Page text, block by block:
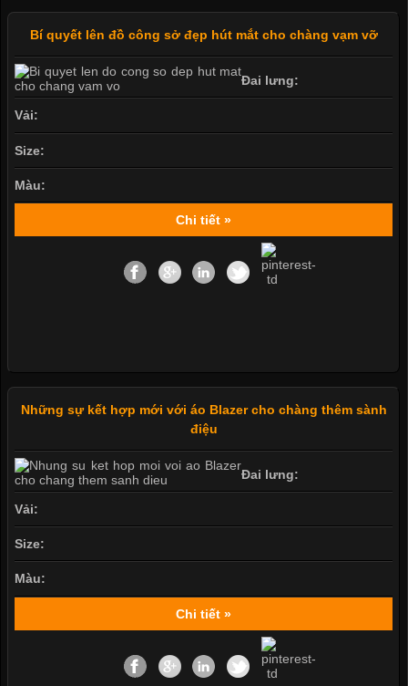
Bí quyết lên đồ công sở đẹp hút mắt cho chàng vạm vỡ
Đai lưng:
Vải:
Size:
Màu:
Chi tiết »
Những sự kết hợp mới với áo Blazer cho chàng thêm sành
điệu
Đai lưng:
Vải:
Size:
Màu:
Chi tiết »